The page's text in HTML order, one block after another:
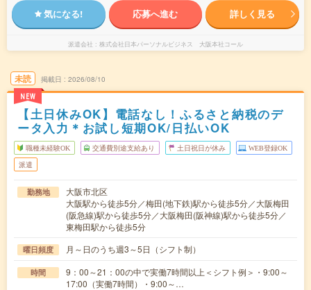
気になる! 応募へ進む 詳しく見る
派遣会社 株式会社日本パーソナルビジネス 大阪本社コール
未読
NEW
掲載日 2026/08/10
【土日休みOK】電話なし！ふるさと納税のデ
ータ入力＊お試し短期OK/日払いOK
職種未経験OK 交通費別途支給あり 土日祝日が休み WEB登録OK
派遣
勤務地
大阪市北区
大阪駅から徒歩5分／梅田(地下鉄)駅から徒歩5分／大阪梅田
(阪急線)駅から徒歩5分／大阪梅田(阪神線)駅から徒歩5分／
東梅田駅から徒歩5分
曜日頻度 月～日のうち週3～5日（シフト制）
時間
9：00～21：00の中で実働7時間以上＜シフト例＞・9:00～
17:00（実働7時間）・9:00～…